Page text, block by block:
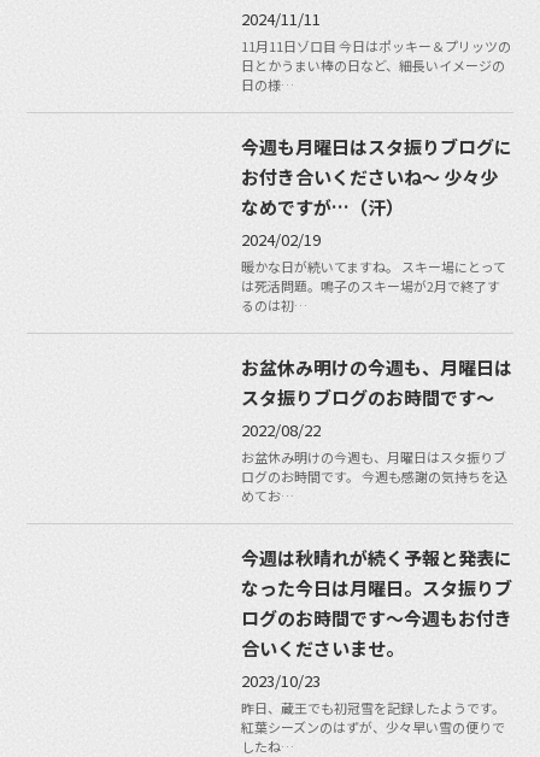
2024/11/11
11月11日ゾロ目 今日はポッキー＆プリッツの
日とかうまい棒の日など、細長いイメージの
日の様…
今週も月曜日はスタ振りブログに
お付き合いくださいね〜 少々少
なめですが…（汗）
2024/02/19
暖かな日が続いてますね。 スキー場にとって
は死活問題。鳴子のスキー場が2月で終了す
るのは初…
お盆休み明けの今週も、月曜日は
スタ振りブログのお時間です〜
2022/08/22
お盆休み明けの今週も、月曜日はスタ振りブ
ログのお時間です。 今週も感謝の気持ちを込
めてお…
今週は秋晴れが続く予報と発表に
なった今日は月曜日。スタ振りブ
ログのお時間です〜今週もお付き
合いくださいませ。
2023/10/23
昨日、蔵王でも初冠雪を記録したようです。
紅葉シーズンのはずが、少々早い雪の便りで
したね…